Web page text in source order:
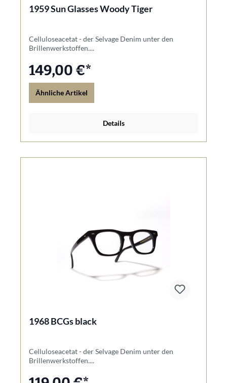
1959 Sun Glasses Woody Tiger
Celluloseacetat - der Selvage Denim unter den
Brillenwerkstoffen....
149,00 €*
Ähnliche Artikel
Details
1968 BCGs black
Celluloseacetat - der Selvage Denim unter den
Brillenwerkstoffen....